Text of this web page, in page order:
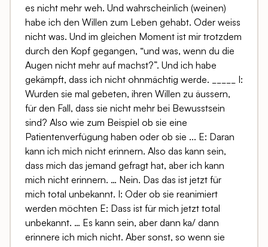
es nicht mehr weh. Und wahrscheinlich (weinen)
habe ich den Willen zum Leben gehabt. Oder weiss
nicht was. Und im gleichen Moment ist mir trotzdem
durch den Kopf gegangen, “und was, wenn du die
Augen nicht mehr auf machst?”. Und ich habe
gekämpft, dass ich nicht ohnmächtig werde. _____ I:
Wurden sie mal gebeten, ihren Willen zu äussern,
für den Fall, dass sie nicht mehr bei Bewusstsein
sind? Also wie zum Beispiel ob sie eine
Patientenverfügung haben oder ob sie ... E: Daran
kann ich mich nicht erinnern. Also das kann sein,
dass mich das jemand gefragt hat, aber ich kann
mich nicht erinnern. … Nein. Das das ist jetzt für
mich total unbekannt. I: Oder ob sie reanimiert
werden möchten E: Dass ist für mich jetzt total
unbekannt. … Es kann sein, aber dann ka/ dann
erinnere ich mich nicht. Aber sonst, so wenn sie